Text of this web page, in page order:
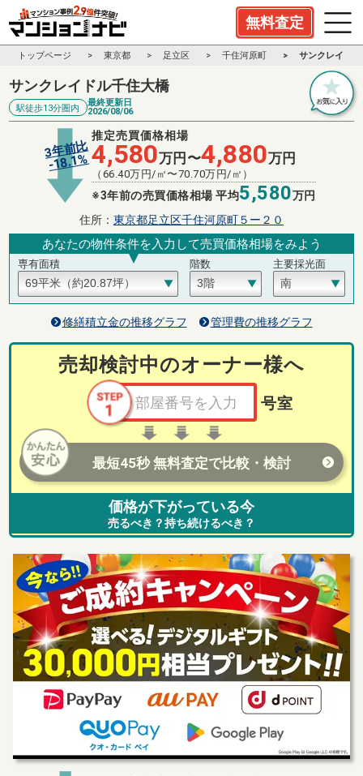
無料査定
トップページ 東京都 足立区 千住河原町 サンクレイド
サンクレイドル千住大橋
駅徒歩13分圏内
最終更新日
2026/08/06
3年前比
-18.1%
推定売買価格相場
4,580万円〜4,880万円
（ 66.40万円/㎡〜70.70万円/㎡）
※3年前の売買価格相場 平均5,580万円
住所： 東京都足立区千住河原町５ー２０
あなたの物件条件を入力して売買価格相場をみよう
専有面積 階数 主要採光面
修繕積立金の推移グラフ 管理費の推移グラフ
売却検討中のオーナー様へ
号室
最短45秒 無料査定で比較・検討
価格が下がっている今
売るべき？持ち続けるべき？